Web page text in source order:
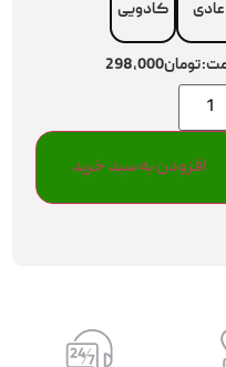
عادی کادویی
تومان298,000
افزودن به سبد خرید